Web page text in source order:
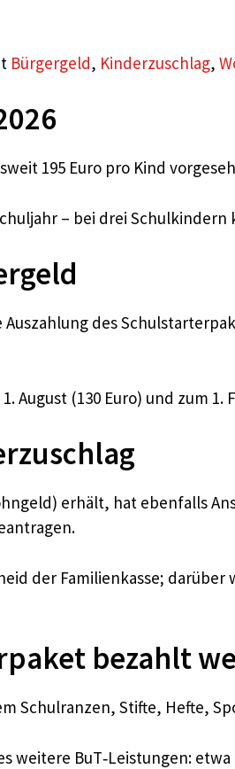
Bürgergeld, Kinderzuschlag,
195 Euro pro Kind
– bei drei Schulkindern
des
August (130 Euro) und zum
erhält, hat ebenfalls
der Familienkasse;
bezahlt
Schulranzen, Stifte, Hefte,
weitere BuT‑Leistungen: